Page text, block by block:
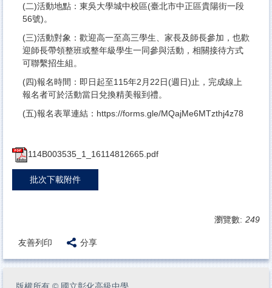
(二)活動地點：東吳大學城中校區(臺北市中正區貴陽街一段
56號)。
(三)活動對象：歡迎高一至高三學生、家長及師長參加，也歡
迎師長帶領整班或整年級學生一同參與活動，相關接待方式
可聯繫招生組。
(四)報名時間：即日起至115年2月22日(週日)止，完成線上
報名者可於活動當日兌換精美報到禮。
(五)報名表單連結：https://forms.gle/MQajMe6MTzthj4z78
114B003535_1_16114812665.pdf
批次下載附件
瀏覽數: 249
友善列印 分享
版權所有 © 國立彰化高級中學